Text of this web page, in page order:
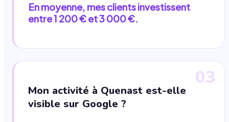
En moyenne, mes clients investissent
entre 1 200 € et 3 000 €.
03
Mon activité à Quenast est-elle
visible sur Google ?